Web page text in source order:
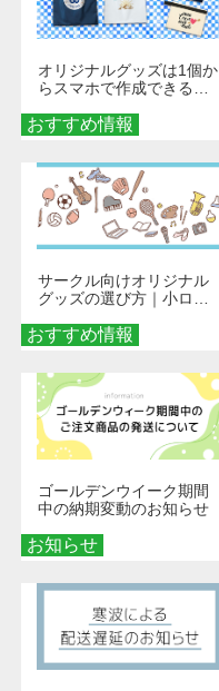
おすすめ情報
オリジナルグッズは1個か
らスマホで作成できる！
くなる巾着＆ポーチ活用
術
おすすめ情報
サークル向けオリジナル
グッズの選び方｜小ロッ
める秘訣
お知らせ
ゴールデンウイーク期間
中の納期変動のお知らせ